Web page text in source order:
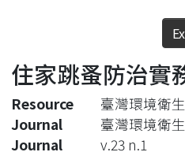
Statistics
住家跳蚤防治實
Resource
臺灣環境衛
Journal
臺灣環境衛生
Journal
v.23 n.1